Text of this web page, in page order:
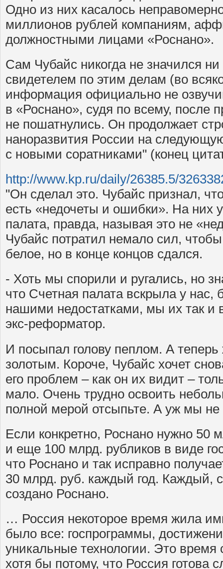
Одно из них касалось
миллионов рублей компаниям,
должностными лицами «Роснано».
Сам Чубайс никогда не значился
свидетелем по этим делам (во
информация официально не
в «Роснано», судя по всему, после
не пошатнулись. Он продолжает
наноразвития России на
с новыми соратниками" (конец
http://www.kp.ru/daily/26385.5/
"Он сделал это. Чубайс признал,
есть «недочеты и ошибки». На них
палата, правда, называя это не
Чубайс потратил немало сил,
белое, но в конце концов сдался.
- Хоть мы спорили и ругались, но
что Счетная палата вскрыла у
нашими недостатками, мы их так и
экс-реформатор.
И посыпал голову пеплом. А теперь
золотым. Короче, Чубайс хочет
его проблем – как он их видит –
мало. Очень трудно освоить
полной мерой отсыпьте. А уж мы
Если конкретно, Роснано нужно 50
и еще 100 млрд. рубликов в виде
что Роснано и так исправно
30 млрд. руб. каждый год. Каждый, с
создано Роснано.
… Россия некоторое время жила
было все: госпрограммы,
уникальные технологии. Это время
хотя бы потому, что Россия готова